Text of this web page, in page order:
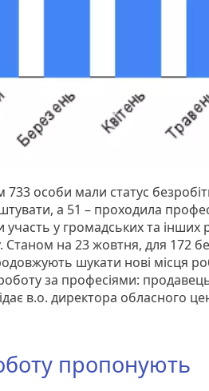
особи мали статус
а 51 – проходила
участь у громадських та
Станом на 23 жовтня, для 172
шукати нові місця
за професіями:
в.о. директора обласного
пропонують